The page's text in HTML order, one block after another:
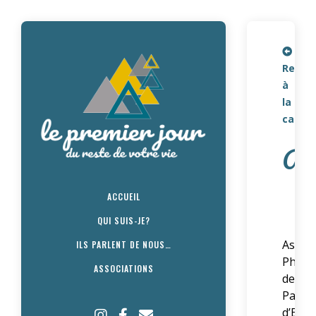
ACCUEIL
QUI SUIS-JE?
ILS PARLENT DE NOUS…
ASSOCIATIONS
Retour
à
la
carte
de